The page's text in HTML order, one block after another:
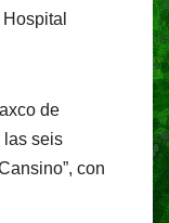
de
las seis
con